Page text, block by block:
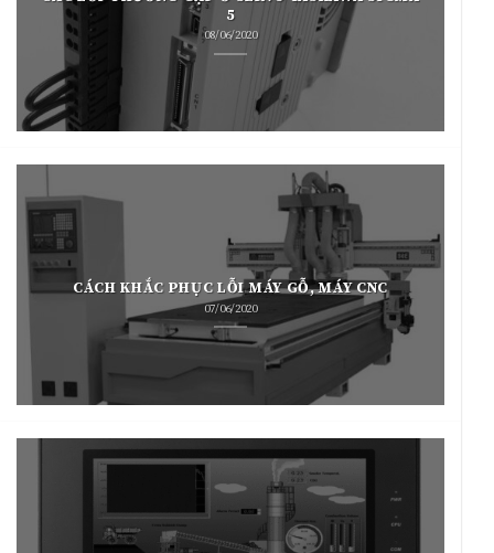
5
08/06/2020
CÁCH KHẮC PHỤC LỖI MÁY GỖ, MÁY CNC
07/06/2020